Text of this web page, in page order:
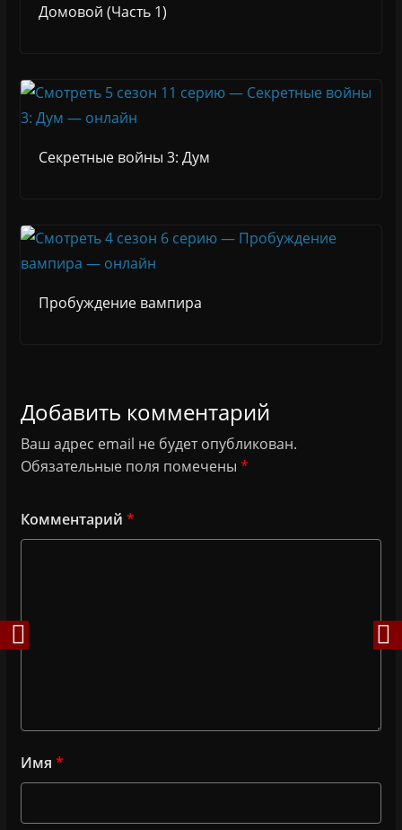
Домовой (Часть 1)
Секретные войны 3: Дум
Пробуждение вампира
Добавить комментарий
Ваш адрес email не будет опубликован.
Обязательные поля помечены *
Комментарий *
Имя *